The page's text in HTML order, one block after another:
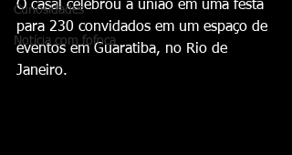
Curiosidades
Notícia com fofoca
O casal celebrou a união em uma festa
para 230 convidados em um espaço de
eventos em Guaratiba, no Rio de
Janeiro.